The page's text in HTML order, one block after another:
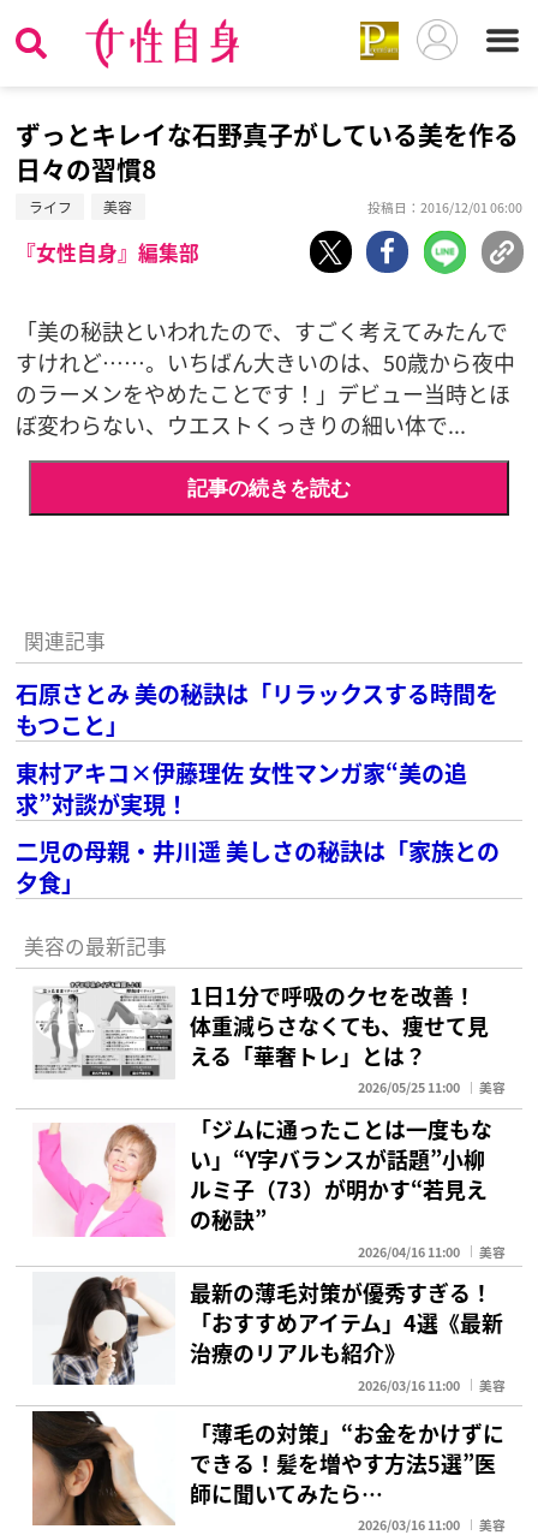
ずっとキレイな石野真子がしている美を作る
日々の習慣8
ライフ 美容 投稿日：2016/12/01 06:00
『女性自身』編集部
「美の秘訣といわれたので、すごく考えてみたんで
すけれど……。いちばん大きいのは、50歳から夜中
のラーメンをやめたことです！」デビュー当時とほ
ぼ変わらない、ウエストくっきりの細い体で...
記事の続きを読む
関連記事
石原さとみ 美の秘訣は「リラックスする時間を
もつこと」
東村アキコ×伊藤理佐 女性マンガ家“美の追
求”対談が実現！
二児の母親・井川遥 美しさの秘訣は「家族との
夕食」
美容の最新記事
1日1分で呼吸のクセを改善！
体重減らさなくても、痩せて見
える「華奢トレ」とは？
2026/05/25 11:00 美容
「ジムに通ったことは一度もな
い」“Y字バランスが話題”小柳
ルミ子（73）が明かす“若見え
の秘訣”
2026/04/16 11:00 美容
最新の薄毛対策が優秀すぎる！
「おすすめアイテム」4選《最新
治療のリアルも紹介》
2026/03/16 11:00 美容
「薄毛の対策」“お金をかけずに
できる！髪を増やす方法5選”医
師に聞いてみたら…
2026/03/16 11:00 美容